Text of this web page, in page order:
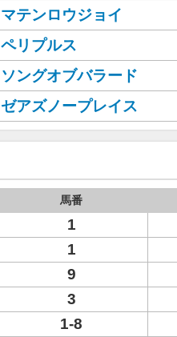
マテンロウジョイ
ペリプルス
ソングオブバラード
ゼアズノープレイス
馬番
1
1
9
3
1-8